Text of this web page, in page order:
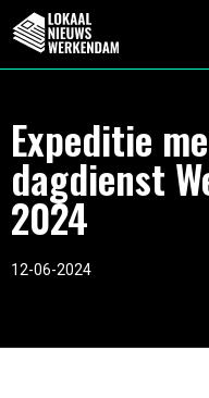
Expeditie
dagdienst
2024
12-06-2024